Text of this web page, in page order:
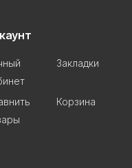
Закладки
Корзина